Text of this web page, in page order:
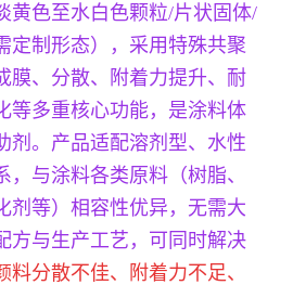
黄色至水白色颗粒/片状固体/
定制形态），采用特殊共聚
膜、分散、附着力提升、耐
等多重核心功能，是涂料体
剂。产品适配溶剂型、水性
，与涂料各类原料（树脂、
剂等）相容性优异，无需大
方与生产工艺，可同时解决
料分散不佳、附着力不足、